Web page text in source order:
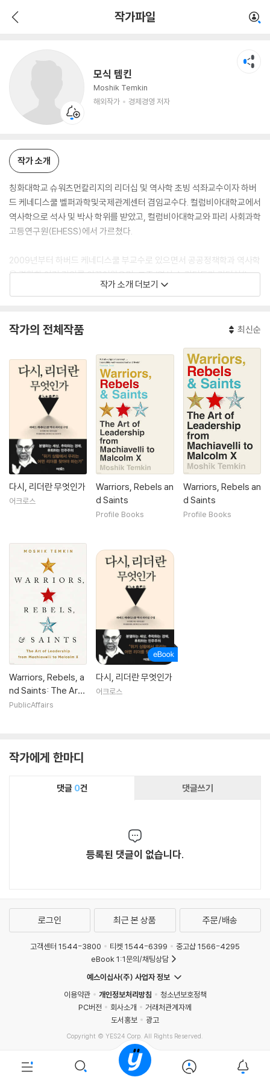
작가파일
모식 템킨
Moshik Temkin
해외작가
경제경영 저자
경제경영 저자
작가 소개
칭화대학교 슈워츠먼칼리지의 리더십 및 역사학 초빙 석좌교수이자 하버
드 케네디스쿨 벨퍼과학및국제관계센터 겸임교수다. 컬럼비아대학교에서
역사학으로 석사 및 박사 학위를 받았고, 컬럼비아대학교와 파리 사회과학
고등연구원(EHESS)에서 가르쳤다.
2009년부터 하버드 케네디스쿨 부교수로 있으면서 공공정책학과 역사학
을 결합한 여러 강의를 이끌어왔으며, 그중 ‘역사 속 리더들과 리더십(Lea
ders and Leadership in History)’은 지난 10여 년간 누적 수강생 수가
밖에 한국, 인도, 스페인, 멕시코, 프랑스, 미국의 여러 대학에서 객원교수
저서로는 《사코반제티 사건(The Sacco-Vanzetti Affair)》이 있으며,
이 책으로 컨딜역사상(Cundill History Prize) 최종 후보에 올랐다.
작가 소개 더보기
작가의 전체작품 최신순
다시, 리더란 무엇인가
어크로스
Warriors, Rebels an
d Saints
Profile Books
Warriors, Rebels an
d Saints
Profile Books
Warriors, Rebels, a
nd Saints: The Art
of Leadership fro
PublicAffairs
다시, 리더란 무엇인가
어크로스
작가에게 한마디
댓글 0건 댓글쓰기
등록된 댓글이 없습니다.
로그인 최근 본 상품 주문/배송
고객센터 1544-3800 티켓 1544-6399
중고샵 1566-4295
eBook 1:1문의/채팅상담
예스이십사(주) 사업자 정보
이용약관
개인정보처리방침
청소년보호정책
PC버전
회사소개
거래처관계자께
도서홍보
광고
Copyright © YES24 Corp. All Rights Reserved.